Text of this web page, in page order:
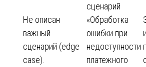
Не описан
важный
сценарий (edge
case).
сценарий
«Обработка
ошибки при
недоступности
платежного